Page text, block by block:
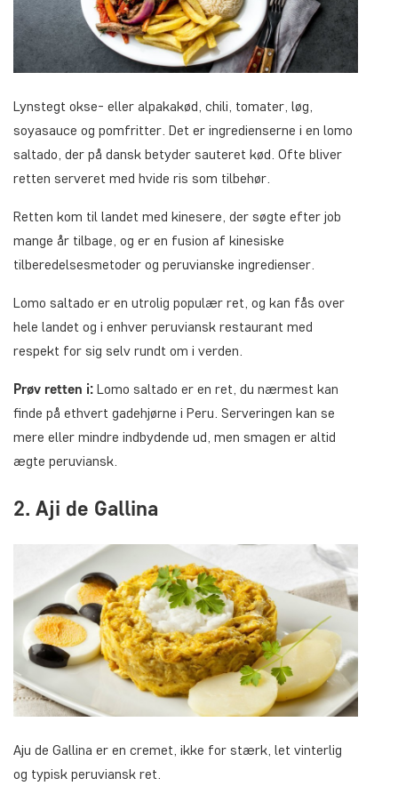
Lynstegt okse- eller alpakakød, chili, tomater, løg,
soyasauce og pomfritter. Det er ingredienserne i en lomo
saltado, der på dansk betyder sauteret kød. Ofte bliver
retten serveret med hvide ris som tilbehør.
Retten kom til landet med kinesere, der søgte efter job
mange år tilbage, og er en fusion af kinesiske
tilberedelsesmetoder og peruvianske ingredienser.
Lomo saltado er en utrolig populær ret, og kan fås over
hele landet og i enhver peruviansk restaurant med
respekt for sig selv rundt om i verden.
Prøv retten i: Lomo saltado er en ret, du nærmest kan
finde på ethvert gadehjørne i Peru. Serveringen kan se
mere eller mindre indbydende ud, men smagen er altid
ægte peruviansk.
2. Aji de Gallina
Aju de Gallina er en cremet, ikke for stærk, let vinterlig
og typisk peruviansk ret.